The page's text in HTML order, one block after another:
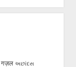
गज़ल અછાંદસ